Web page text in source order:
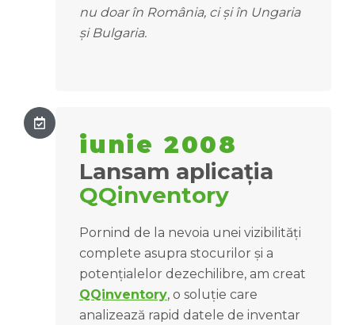
nu doar în România, ci și în Ungaria
și Bulgaria.
iunie 2008
Lansam aplicația
QQinventory
Pornind de la nevoia unei vizibilități
complete asupra stocurilor și a
potențialelor dezechilibre, am creat
QQinventory, o soluție care
analizează rapid datele de inventar